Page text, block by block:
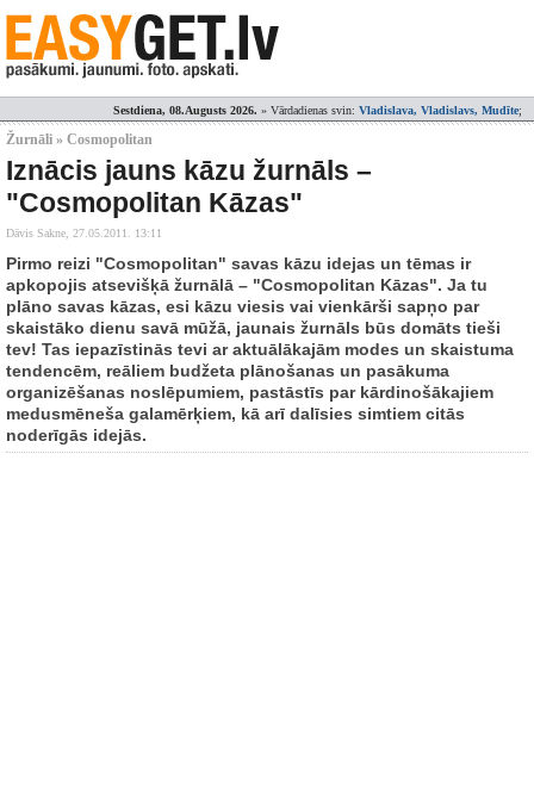
Sestdiena, 08.Augusts 2026. » Vārdadienas svin: Vladislava, Vladislavs, Mudīte;
Žurnāli » Cosmopolitan
Iznācis jauns kāzu žurnāls –
"Cosmopolitan Kāzas"
Dāvis Sakne, 27.05.2011. 13:11
Pirmo reizi "Cosmopolitan" savas kāzu idejas un tēmas ir
apkopojis atsevišķā žurnālā – "Cosmopolitan Kāzas". Ja tu
plāno savas kāzas, esi kāzu viesis vai vienkārši sapņo par
skaistāko dienu savā mūžā, jaunais žurnāls būs domāts tieši
tev! Tas iepazīstinās tevi ar aktuālākajām modes un skaistuma
tendencēm, reāliem budžeta plānošanas un pasākuma
organizēšanas noslēpumiem, pastāstīs par kārdinošākajiem
medusmēneša galamērķiem, kā arī dalīsies simtiem citās
noderīgās idejās.